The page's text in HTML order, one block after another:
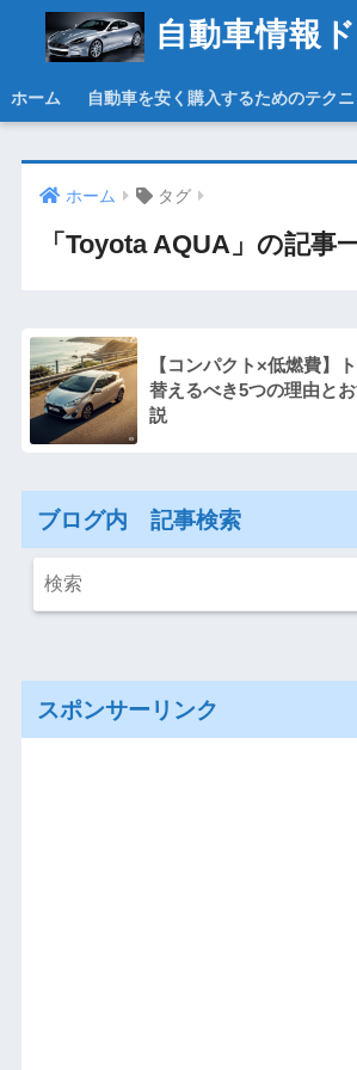
自動車情報
ホーム 自動車を安く購入するためのテクニ
ホーム タグ
「Toyota AQUA」の記事
【コンパクト×低燃費】
替えるべき5つの理由と
説
ブログ内 記事検索
スポンサーリンク